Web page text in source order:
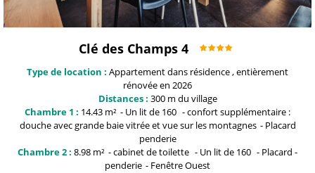
Clé des Champs 4
Type de location : Appartement dans résidence, entièrement
rénovée en 2026
Distances : 300 m du village
Chambre 1 : 14.43 m² Un lit de 160
confort supplémentaire :
douche avec grande baie vitrée et vue sur les montagnes
Placard
penderie
Chambre 2 : 8.98 m² cabinet de toilette Un lit de 160 Placard -
penderie
FenêtreOuest